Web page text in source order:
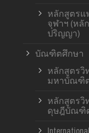
หลักสูตรแ
จุฬาฯ (หลั
ปริญญา)
บัณฑิตศึกษา
หลักสูตรวิ
มหาบัณฑิ
หลักสูตรวิ
ดุษฎีบัณฑิ